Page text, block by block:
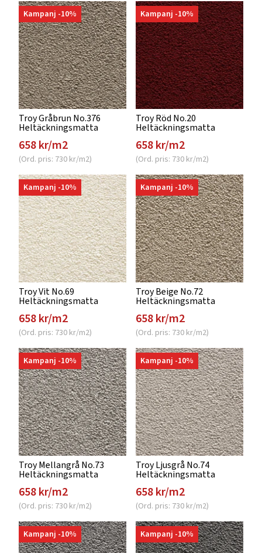
Kampanj -10%
Troy Gråbrun No.376
Heltäckningsmatta
658 kr/m2
(Ord. pris: 730 kr/m2)
Kampanj -10%
Troy Röd No.20
Heltäckningsmatta
658 kr/m2
(Ord. pris: 730 kr/m2)
Kampanj -10%
Troy Vit No.69
Heltäckningsmatta
658 kr/m2
(Ord. pris: 730 kr/m2)
Kampanj -10%
Troy Beige No.72
Heltäckningsmatta
658 kr/m2
(Ord. pris: 730 kr/m2)
Kampanj -10%
Troy Mellangrå No.73
Heltäckningsmatta
658 kr/m2
(Ord. pris: 730 kr/m2)
Kampanj -10%
Troy Ljusgrå No.74
Heltäckningsmatta
658 kr/m2
(Ord. pris: 730 kr/m2)
Kampanj -10% Kampanj -10%